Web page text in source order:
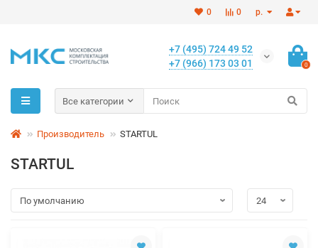
р.
0
0
+7 (495) 724 49 52
+7 (966) 173 03 01
0
Все категории
Производитель STARTUL
STARTUL